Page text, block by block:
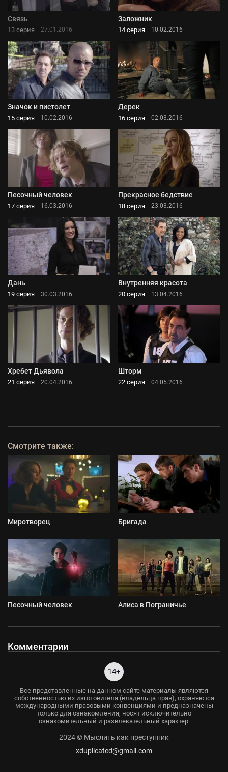
Связь
13 серия 27.01.2016
Заложник
14 серия 10.02.2016
Значок и пистолет
15 серия 10.02.2016
Дерек
16 серия 02.03.2016
Песочный человек
17 серия 16.03.2016
Прекрасное бедствие
18 серия 23.03.2016
Дань
19 серия 30.03.2016
Внутренняя красота
20 серия 13.04.2016
Хребет Дьявола
21 серия 20.04.2016
Шторм
22 серия 04.05.2016
Смотрите также:
Миротворец Бригада
Песочный человек Алиса в Пограничье
Комментарии
14+
Все представленные на данном сайте материалы являются
собственностью их изготовителя (владельца прав), охраняются
международными правовыми конвенциями и предназначены
только для ознакомления, носят исключительно
ознакомительный и развлекательный характер.
2024 © Мыслить как преступник
xduplicated@gmail.com